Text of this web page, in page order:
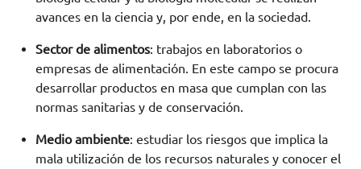
avances en la ciencia y, por ende, en la sociedad.
Sector de alimentos: trabajos en laboratorios o
empresas de alimentación. En este campo se procura
desarrollar productos en masa que cumplan con las
normas sanitarias y de conservación.
Medio ambiente: estudiar los riesgos que implica la
mala utilización de los recursos naturales y conocer el